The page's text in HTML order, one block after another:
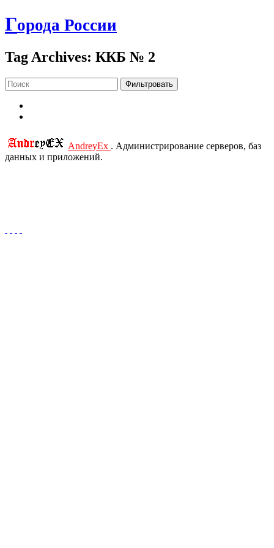
Города России
Tag Archives: ККБ № 2
Фильтровать
AndreyEx . Администрирование серверов, баз
данных и приложений.